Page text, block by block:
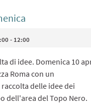
- 12:00
di idee. Domenica 10
Roma con un
delle idee dei
dell'area del Topo Nero.